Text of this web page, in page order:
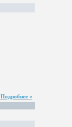
Подробнее »